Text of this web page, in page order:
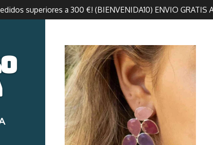
superiores a 300 €! (BIENVENIDA10) ENVIO GRATIS